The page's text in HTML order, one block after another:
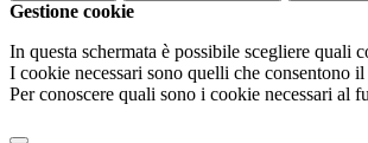
Gestione cookie
In questa schermata è possibile scegliere quali
I cookie necessari sono quelli che consentono
Per conoscere quali sono i cookie necessari al